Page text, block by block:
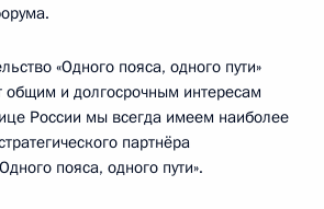
«Одного пояса, одного пути»
общим и долгосрочным интересам
России мы всегда имеем наиболее
партнёра
пояса, одного пути».